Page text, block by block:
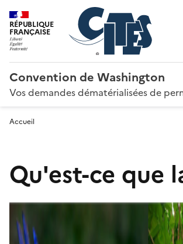
RÉPUBLIQUE
FRANÇAISE
Convention de Washington
Vos demandes dématérialisées de
Accueil
Qu'est-ce que